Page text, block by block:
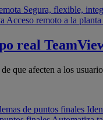
Segura, flexible,
Acceso remoto a la
real
que afecten a los
de puntos finales